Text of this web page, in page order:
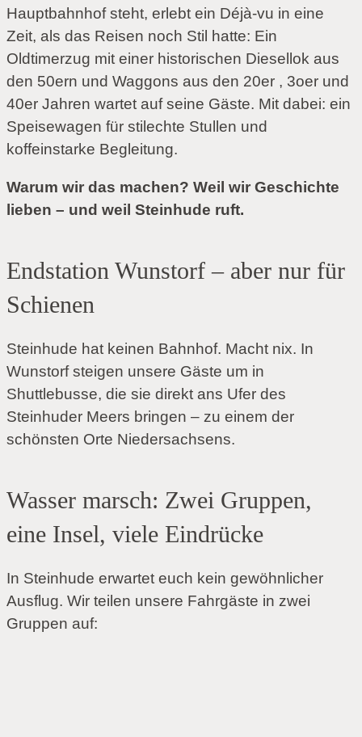
Hauptbahnhof steht, erlebt ein Déjà-vu in eine
Zeit, als das Reisen noch Stil hatte: Ein
Oldtimerzug mit einer historischen Diesellok aus
den 50ern und Waggons aus den 20er , 3oer und
40er Jahren wartet auf seine Gäste. Mit dabei: ein
Speisewagen für stilechte Stullen und
koffeinstarke Begleitung.
Warum wir das machen? Weil wir Geschichte
lieben – und weil Steinhude ruft.
Endstation Wunstorf – aber nur für
Schienen
Steinhude hat keinen Bahnhof. Macht nix. In
Wunstorf steigen unsere Gäste um in
Shuttlebusse, die sie direkt ans Ufer des
Steinhuder Meers bringen – zu einem der
schönsten Orte Niedersachsens.
Wasser marsch: Zwei Gruppen,
eine Insel, viele Eindrücke
In Steinhude erwartet euch kein gewöhnlicher
Ausflug. Wir teilen unsere Fahrgäste in zwei
Gruppen auf: